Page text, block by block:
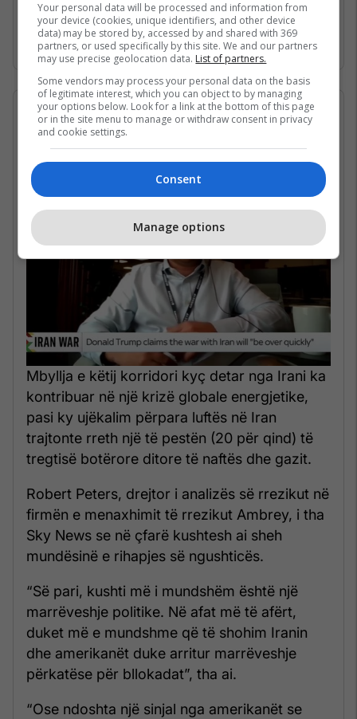
Gjirin Persik dhe nuk janë në gjendje të arrijnë
në det të hapur për shkak të bllokadës
iraniane. /Telegrafi/
07/05/2026 • 16:19
Në çfarë kushtesh mund të
rihapet Ngushtica e Hormuzit?
Mbyllja e këtij korridori kyç detar nga Irani ka
kontribuar në një krizë globale energjetike,
pasi ky ujëkalim përpara luftës në Iran
trajtonte rreth një të pestën (20 për qind) të
tregtisë botërore ditore të naftës dhe gazit.
Robert Peters, drejtor i analizës së rrezikut në
firmën e menaxhimit të rrezikut Ambrey, i tha
Sky News se në çfarë kushtesh ai sheh
mundësinë e rihapjes së ngushticës.
“Së pari, kushti më i mundshëm është një
marrëveshje politike. Në afat më të afërt,
duket më e mundshme që të shohim Iranin
dhe amerikanët duke arritur marrëveshje
përkatëse për bllokadat”, tha ai.
“Ose ndoshta një sinjal nga amerikanët se
Your personal data will be processed and information from
your device (cookies, unique identifiers, and other device
data) may be stored by, accessed by and shared with 369
partners, or used specifically by this site. We and our partners
may use precise geolocation data. List of partners.
Some vendors may process your personal data on the basis
of legitimate interest, which you can object to by managing
your options below. Look for a link at the bottom of this page
or in the site menu to manage or withdraw consent in privacy
and cookie settings.
Consent
Manage options